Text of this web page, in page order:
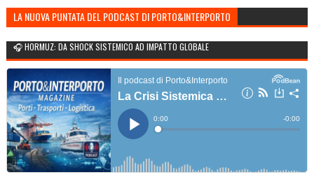
LA NUOVA PUNTATA DEL PODCAST DI PORTO&INTERPORTO
🎧 HORMUZ: DA SHOCK SISTEMICO AD IMPATTO GLOBALE